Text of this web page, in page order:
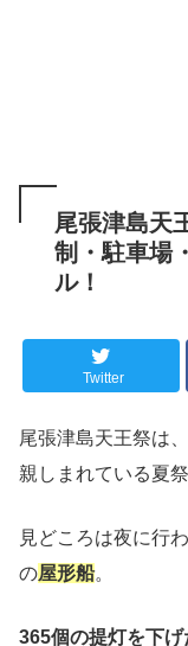
尾張津島天
制・駐車場
ル！
Twitter
尾張津島天王祭は、
親しまれている夏祭
見どころは夜に行
の屋形船。
365個の提灯を下